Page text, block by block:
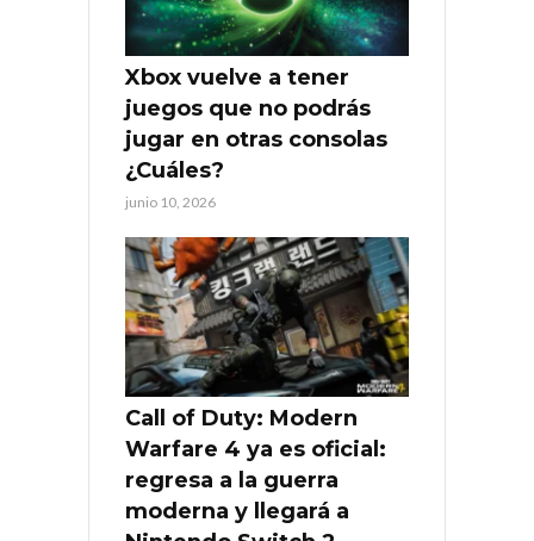
Xbox vuelve a tener
juegos que no podrás
jugar en otras consolas
¿Cuáles?
junio 10, 2026
Call of Duty: Modern
Warfare 4 ya es oficial:
regresa a la guerra
moderna y llegará a